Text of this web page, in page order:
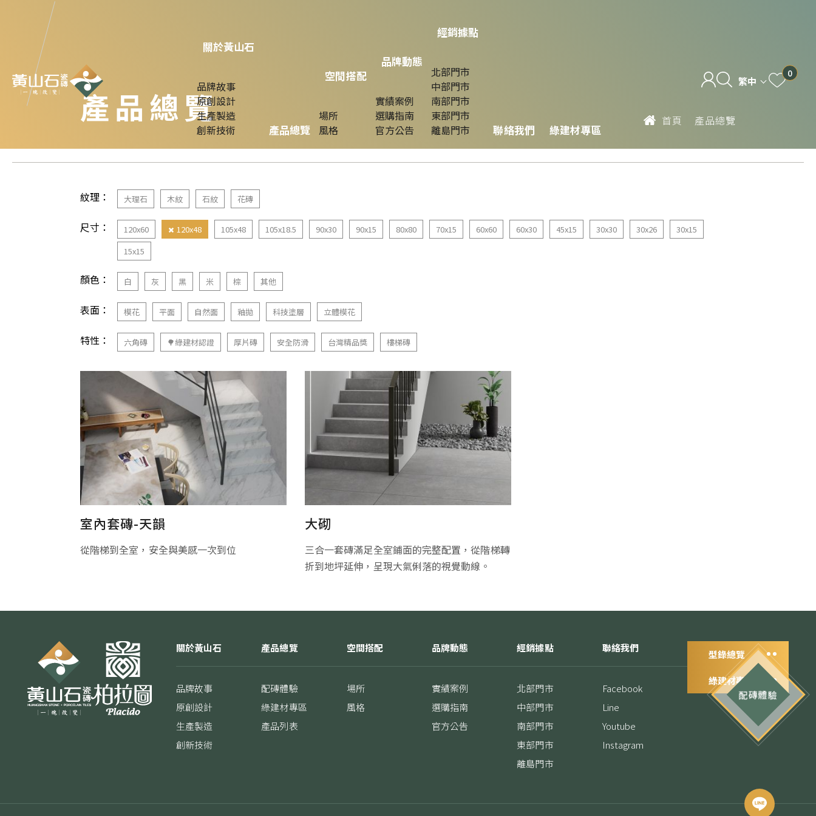
關於黃山石
品牌故事
原創設計
生產製造
創新技術
產品總覽
空間搭配
場所
風格
品牌動態
實績案例
選購指南
官方公告
經銷據點
北部門市
中部門市
南部門市
東部門市
離島門市
聯絡我們 綠建材專區
繁中
0
產品總覽 首頁 產品總覽
紋理： 大理石 木紋 石紋 花磚
尺寸： 120x60 120x48 105x48 105x18.5 90x30 90x15 80x80 70x15 60x60 60x30 45x15 30x30 30x26
30x15
15x15
顏色： 白 灰 黑 米 棕 其他
表面： 模花 平面 自然面 釉拋 科技塗層 立體模花
特性： 六角磚 🌳綠建材認證 厚片磚 安全防滑 台灣精品獎 樓梯磚
室內套磚-天韻
從階梯到全室，安全與美感一次到位
大砌
三合一套磚滿足全室鋪面的完整配置，從階梯轉
折到地坪延伸，呈現大氣俐落的視覺動線。
關於黃山石
品牌故事
原創設計
生產製造
創新技術
產品總覽
配磚體驗
綠建材專區
產品列表
空間搭配
場所
風格
品牌動態
實績案例
選購指南
官方公告
經銷據點
北部門市
中部門市
南部門市
東部門市
離島門市
聯絡我們
Facebook
Line
Youtube
Instagram
型錄總覽
綠建材專區
配磚體驗